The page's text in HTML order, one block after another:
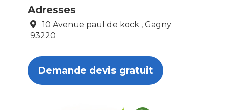
Adresses
10 Avenue paul de kock , Gagny
93220
Demande devis gratuit